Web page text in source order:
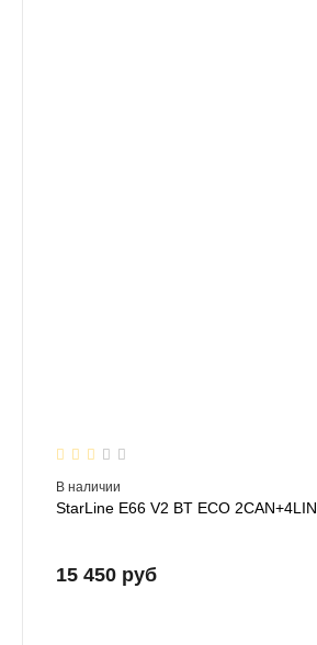
В наличии
StarLine E66 V2 BT ECO 2CAN+4LIN
15 450 руб